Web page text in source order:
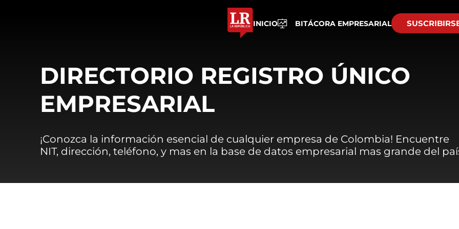
INICIO BITÁCORA EMPRESARIAL
DIRECTORIO REGISTRO ÚNICO
EMPRESARIAL
¡Conozca la información esencial de cualquier empresa de Colombia! Encuentre
NIT, dirección, teléfono, y mas en la base de datos empresarial mas grande del